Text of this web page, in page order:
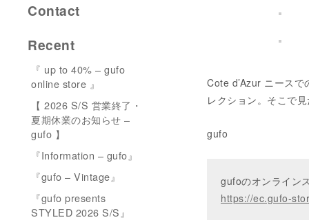
Cote d’Azur ニース
レクション。そこで
gufo
gufoのオンライン
https://ec.gufo-
Contact
Recent
『 up to 40% – gufo
online store 』
【 2026 S/S 営業終了・
夏期休業のお知らせ –
gufo 】
『Information – gufo』
『gufo – Vintage』
『gufo presents
STYLED 2026 S/S』